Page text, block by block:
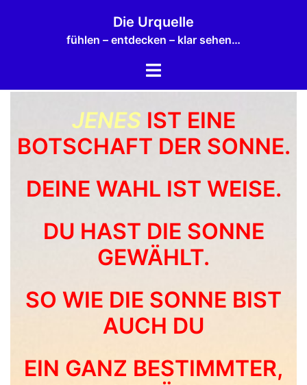
Die Urquelle
fühlen – entdecken – klar sehen…
Menü
JENES IST EINE
BOTSCHAFT DER SONNE.
DEINE WAHL IST WEISE.
DU HAST DIE SONNE
GEWÄHLT.
SO WIE DIE SONNE BIST
AUCH DU
EIN GANZ BESTIMMTER,